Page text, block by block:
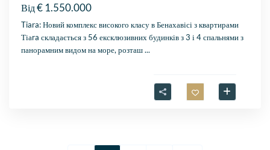
Від€ 1.550.000
Tiara: Новий комплекс високого класу в Бенахавісі з квартирами
Тіаra складається з 56 ексклюзивних будинків з 3 і 4 спальнями з
панорамним видом на море, розташ...